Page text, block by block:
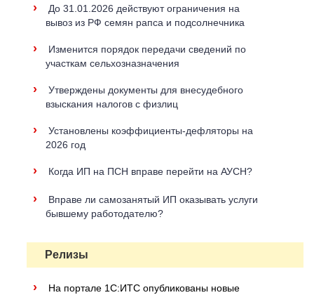
›
До 31.01.2026 действуют ограничения на
вывоз из РФ семян рапса и подсолнечника
›
Изменится порядок передачи сведений по
участкам сельхозназначения
›
Утверждены документы для внесудебного
взыскания налогов с физлиц
›
Установлены коэффициенты-дефляторы на
2026 год
› Когда ИП на ПСН вправе перейти на АУСН?
›
Вправе ли самозанятый ИП оказывать услуги
бывшему работодателю?
Релизы
›
На портале 1С:ИТС опубликованы новые